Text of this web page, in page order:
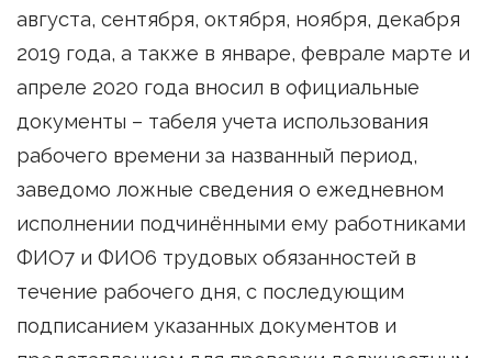
августа, сентября, октября, ноября, декабря
2019 года, а также в январе, феврале марте и
апреле 2020 года вносил в официальные
документы – табеля учета использования
рабочего времени за названный период,
заведомо ложные сведения о ежедневном
исполнении подчинёнными ему работниками
ФИО7 и ФИО6 трудовых обязанностей в
течение рабочего дня, с последующим
подписанием указанных документов и